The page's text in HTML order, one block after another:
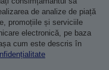
de analize de piață
promoțiile și serviciile
electronică, pe baza
cum este descris în